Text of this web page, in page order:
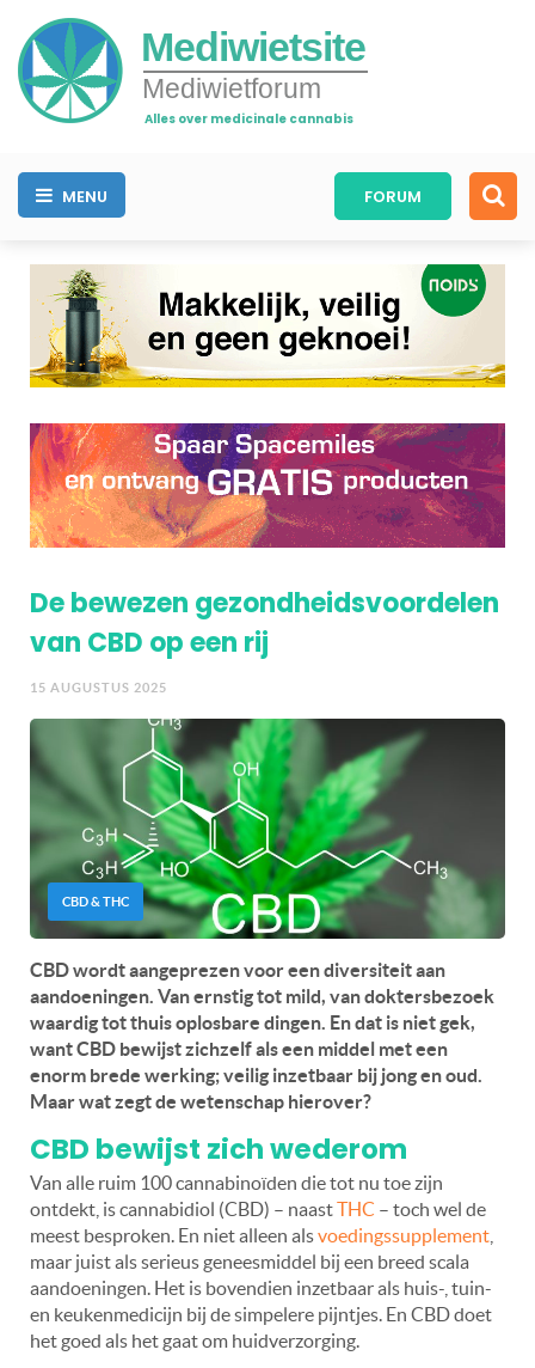
Mediwietsite
Mediwietforum
Alles over medicinale cannabis
MENU FORUM
De bewezen gezondheidsvoordelen
van CBD op een rij
15 AUGUSTUS 2025
CBD & THC
CBD wordt aangeprezen voor een diversiteit aan
aandoeningen. Van ernstig tot mild, van doktersbezoek
waardig tot thuis oplosbare dingen. En dat is niet gek,
want CBD bewijst zichzelf als een middel met een
enorm brede werking; veilig inzetbaar bij jong en oud.
Maar wat zegt de wetenschap hierover?
CBD bewijst zich wederom
Van alle ruim 100 cannabinoïden die tot nu toe zijn
ontdekt, is cannabidiol (CBD) – naastTHC – toch wel de
meest besproken. En niet alleen alsvoedingssupplement
maar juist als serieus geneesmiddel bij een breed scala
aandoeningen. Het is bovendien inzetbaar als huis-, tuin-
en keukenmedicijn bij de simpelere pijntjes. En CBD doet
het goed als het gaat om huidverzorging.